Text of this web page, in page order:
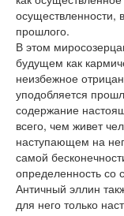
осуществленности,
прошлого.
В этом
будущем как
неизбежное
уподобляется
содержание
всего, чем живет
наступающем на
самой
определенность со
Античный эллин
для него только